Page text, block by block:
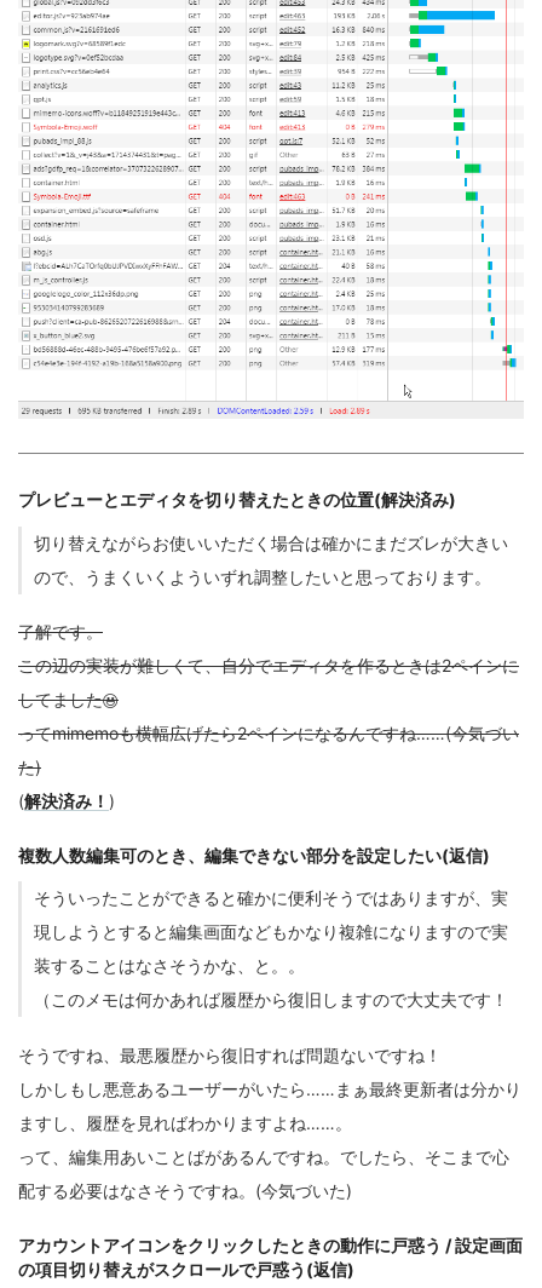
プレビューとエディタを切り替えたときの位置(解決済み)
切り替えながらお使いいただく場合は確かにまだズレが大きい
ので、うまくいくよういずれ調整したいと思っております。
了解です。
この辺の実装が難しくて、自分でエディタを作るときは2ペインに
してました😃
ってmimemoも横幅広げたら2ペインになるんですね……(今気づい
た)
(解決済み！ )
複数人数編集可のとき、編集できない部分を設定したい(返信)
そういったことができると確かに便利そうではありますが、実
現しようとすると編集画面などもかなり複雑になりますので実
装することはなさそうかな、と。。
（このメモは何かあれば履歴から復旧しますので大丈夫です！
そうですね、最悪履歴から復旧すれば問題ないですね！
しかしもし悪意あるユーザーがいたら……まぁ最終更新者は分かり
ますし、履歴を見ればわかりますよね……。
って、編集用あいことばがあるんですね。でしたら、そこまで心
配する必要はなさそうですね。(今気づいた)
アカウントアイコンをクリックしたときの動作に戸惑う / 設定画面
の項目切り替えがスクロールで戸惑う(返信)